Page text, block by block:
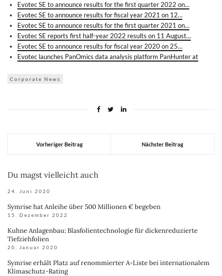
Evotec SE to announce results for the first quarter 2022 on…
Evotec SE to announce results for fiscal year 2021 on 12…
Evotec SE to announce results for the first quarter 2021 on…
Evotec SE reports first half-year 2022 results on 11 August…
Evotec SE to announce results for fiscal year 2020 on 25…
Evotec launches PanOmics data analysis platform PanHunter at
Corporate News
Vorheriger Beitrag Nächster Beitrag
Du magst vielleicht auch
24. Juni 2020
Symrise hat Anleihe über 500 Millionen € begeben
15. Dezember 2022
Kuhne Anlagenbau: Blasfolientechnologie für dickenreduzierte
Tiefziehfolien
20. Januar 2020
Symrise erhält Platz auf renommierter A-Liste bei internationalem
Klimaschutz-Rating